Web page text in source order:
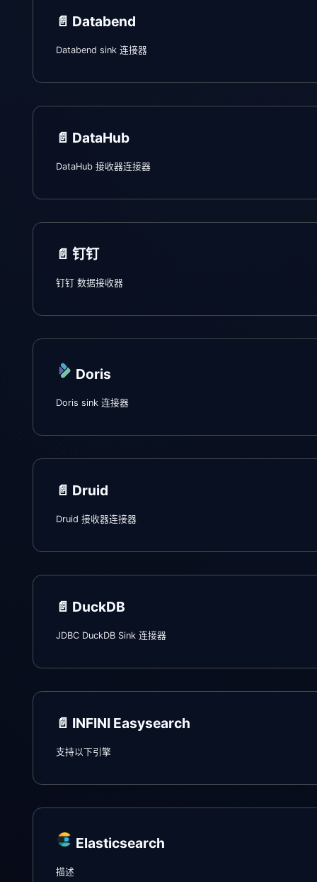
📄️ Databend
Databend sink 连接器
📄️ DataHub
DataHub 接收器连接器
📄️ 钉钉
钉钉 数据接收器
Doris
Doris sink 连接器
📄️ Druid
Druid 接收器连接器
📄️ DuckDB
JDBC DuckDB Sink 连接器
📄️ INFINI Easysearch
支持以下引擎
Elasticsearch
描述